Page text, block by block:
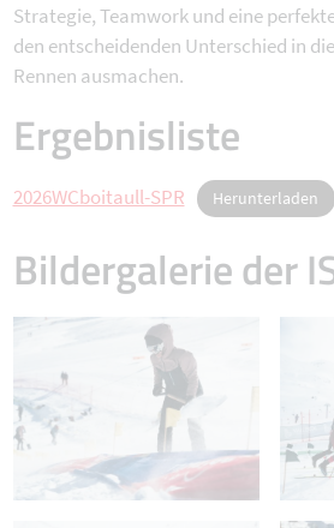
Strategie, Teamwork und eine
den entscheidenden Unterschied in
Rennen ausmachen.
Ergebnisliste
2026WCboitaull-SPR Herunterladen
Bildergalerie der